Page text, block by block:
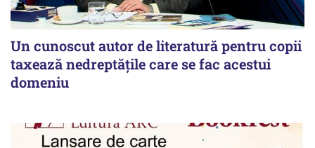
Un cunoscut autor de literatură pentru copii
taxează nedreptățile care se fac acestui
domeniu